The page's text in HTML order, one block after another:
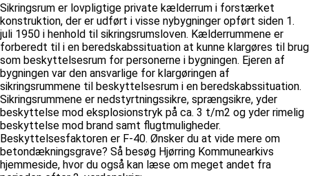
Sikringsrum er lovpligtige private kælderrum i forstærket
konstruktion, der er udført i visse nybygninger opført siden 1.
juli 1950 i henhold til sikringsrumsloven. Kælderrummene er
forberedt til i en beredskabssituation at kunne klargøres til brug
som beskyttelsesrum for personerne i bygningen. Ejeren af
bygningen var den ansvarlige for klargøringen af
sikringsrummene til beskyttelsesrum i en beredskabssituation.
Sikringsrummene er nedstyrtningssikre, sprængsikre, yder
beskyttelse mod eksplosionstryk på ca. 3 t/m2 og yder rimelig
beskyttelse mod brand samt flugtmuligheder.
Beskyttelsesfaktoren er F-40. Ønsker du at vide mere om
betondækningsgrave? Så besøg Hjørring Kommunearkivs
hjemmeside, hvor du også kan læse om meget andet fra